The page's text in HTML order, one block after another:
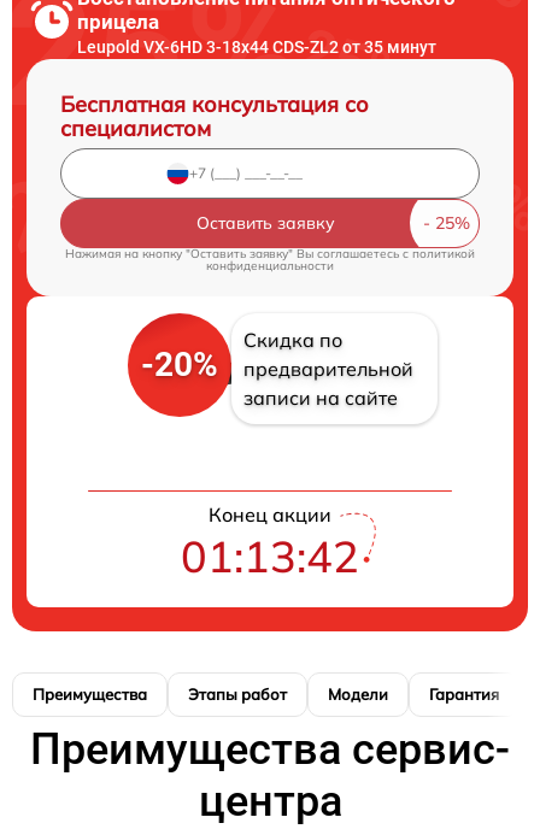
прицела
Leupold VX-6HD 3-18x44 CDS-ZL2 от 35 минут
Бесплатная консультация со
специалистом
Оставить заявку
Нажимая на кнопку "Оставить заявку" Вы соглашаетесь cполитикой
конфиденциальности
-20%
Скидка по
предварительной
записи на сайте
Конец акции
01:13:41
Преимущества Этапы работ Модели Гарантия
Преимущества сервис-
центра